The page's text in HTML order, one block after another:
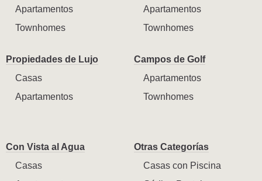
Apartamentos
Townhomes
Apartamentos
Townhomes
Propiedades de Lujo
Casas
Apartamentos
Campos de Golf
Apartamentos
Townhomes
Con Vista al Agua
Casas
Otras Categorías
Casas con Piscina